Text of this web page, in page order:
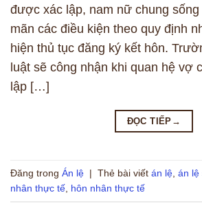
được xác lập, nam nữ chung
mãn các điều kiện theo quy định
hiện thủ tục đăng ký kết hôn.
luật sẽ công nhận khi quan hệ vợ
lập […]
ĐỌC TIẾP →
Đăng trong Án lệ | Thẻ bài viết án lệ án lệ
nhân thực tế hôn nhân thực tế